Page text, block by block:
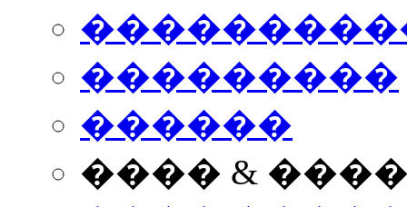
���������
������
���� &